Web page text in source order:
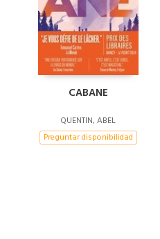
CABANE
QUENTIN, ABEL
Preguntar disponibilidad